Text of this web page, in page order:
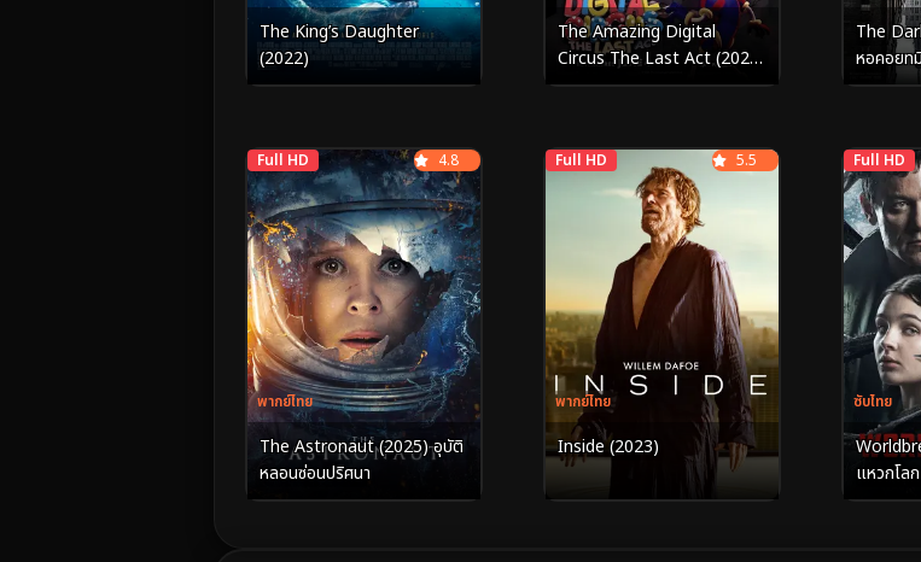
The King’s Daughter
(2022)
The Amazing Digital
Circus The Last Act (2026)
มหัศจรรย์ดิจิทัลเซอร์คัส องก์
The
หอคอยท
Full HD
พากย์ไทย
4.8
The Astronaut (2025) อุบัติ
หลอนซ่อนปริศนา
Full HD
พากย์ไทย
5.5
Inside (2023)
Full HD
ซับไทย
แหวกโลก